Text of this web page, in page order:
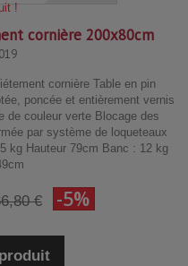
!
cornière 200x80cm
cornière Table en pin
poncée et entièrement vernis
de couleur verte Blocage des
par système de loqueteaux
kg Hauteur 79cm Banc : 12 kg
€ -5%